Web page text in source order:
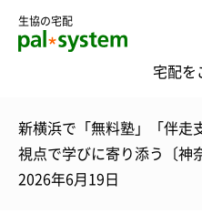
生協の宅配
宅配を
新横浜で「無料塾」「伴
視点で学びに寄り添う〔神
2026年6月19日